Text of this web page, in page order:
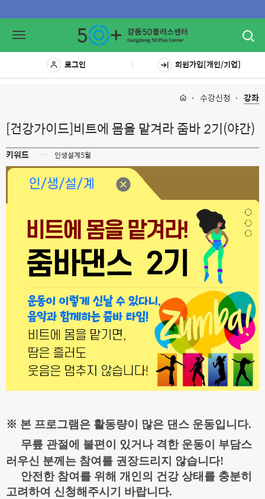
Toggle
로그인 회원가입[개인/기업]
수강신청 강좌
[건강가이드]비트에 몸을 맡겨라 줌바 2기(야간)
키워드 ㅡ 인생설계5월
※ 본 프로그램은 활동량이 많은 댄스 운동입니다.
무릎 관절에 불편이 있거나 격한 운동이 부담스
러우신 분께는 참여를 권장드리지 않습니다!
안전한 참여를 위해 개인의 건강 상태를 충분히
고려하여 신청해주시기 바랍니다.